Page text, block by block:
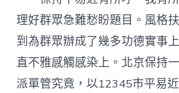
理好群眾急難愁盼題目。風格
到為群眾辦成了幾多功德實事
直不雅感觸感染上。北京保持
派單管究竟，以12345市平易